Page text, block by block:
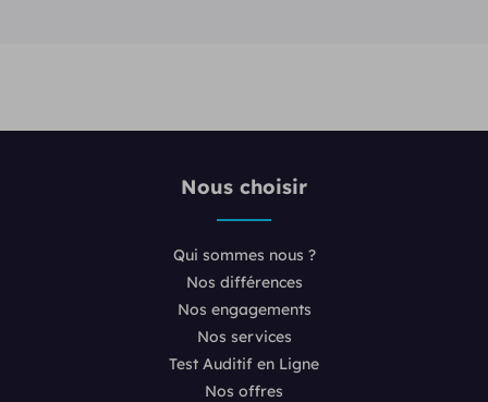
Nous choisir
Qui sommes nous ?
Nos différences
Nos engagements
Nos services
Test Auditif en Ligne
Nos offres